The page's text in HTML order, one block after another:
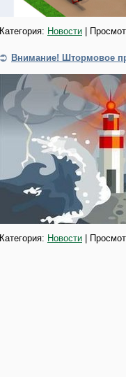
Категория: Новости |
Внимание! Штормовое
Категория: Новости |